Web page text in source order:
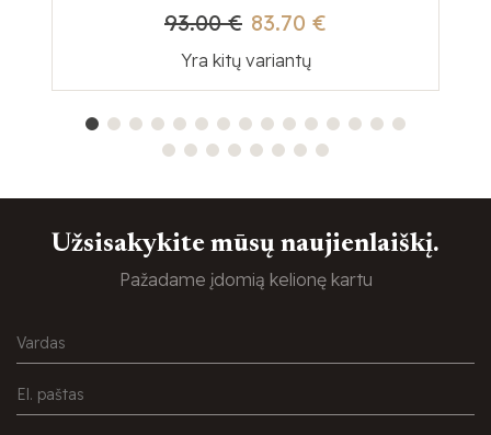
83.70 €
93.00 €
Yra kitų variantų
Užsisakykite mūsų naujienlaiškį.
Pažadame įdomią kelionę kartu